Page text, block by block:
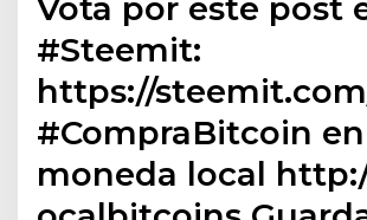
#Steemit:
https://
#CompraBitcoin
moneda local